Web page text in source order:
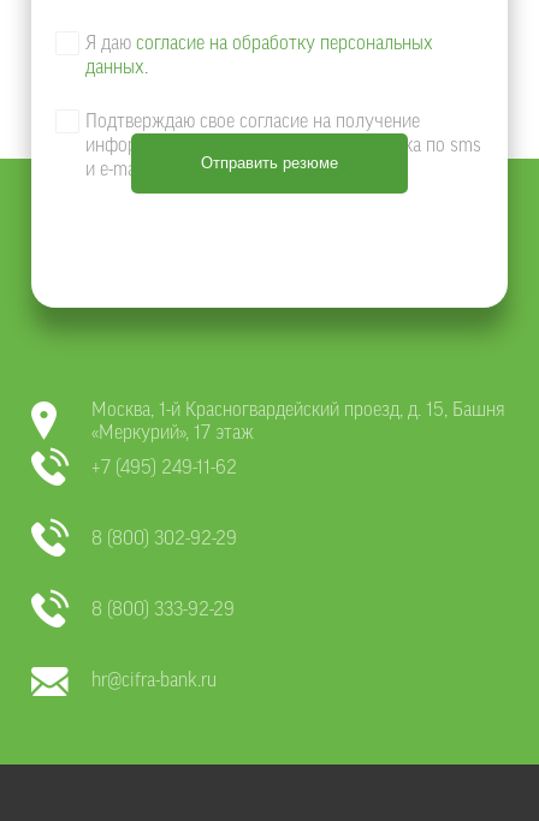
Москва, 1-й Красногвардейский проезд, д. 15, Башня
«Меркурий», 17 этаж
+7 (495) 249-11-62
8 (800) 302-92-29
8 (800) 333-92-29
hr@cifra-bank.ru
Я даюсогласие на обработку персональных
данных.
Подтверждаю свое согласие на получение
информации о продуктах и услугах Банка по sms
и e-mail